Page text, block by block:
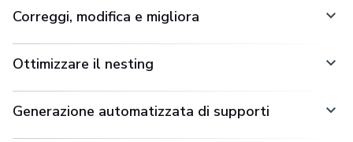
Correggi, modifica e migliora
Ottimizzare il nesting
Generazione automatizzata di supporti